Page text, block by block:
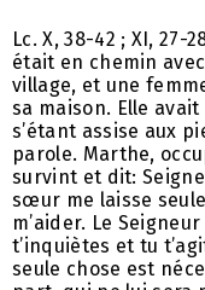
Lc. X, 38-42 ; XI, 27-
était en chemin
village, et une
sa maison. Elle
s’étant assise aux
parole. Marthe,
survint et dit:
sœur me laisse
m’aider. Le
t’inquiètes et tu
seule chose est